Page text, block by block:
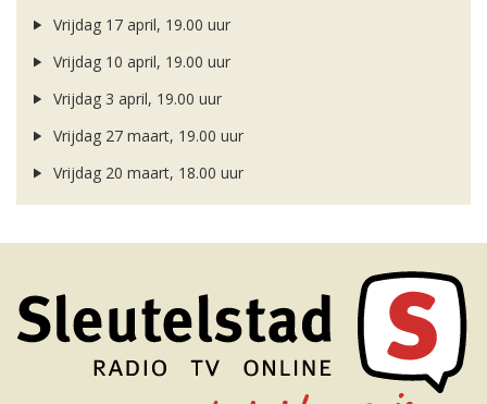
Vrijdag 17 april, 19.00 uur
Vrijdag 10 april, 19.00 uur
Vrijdag 3 april, 19.00 uur
Vrijdag 27 maart, 19.00 uur
Vrijdag 20 maart, 18.00 uur